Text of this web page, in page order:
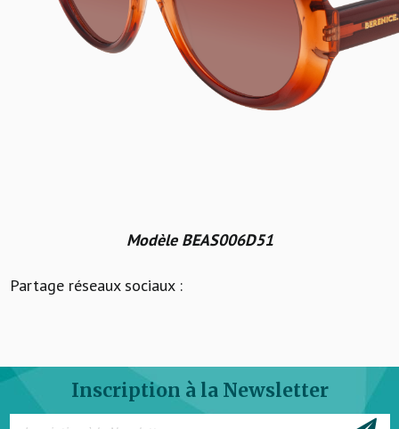
Modèle BEAS006D51
Partage réseaux sociaux :
Inscription à la Newsletter